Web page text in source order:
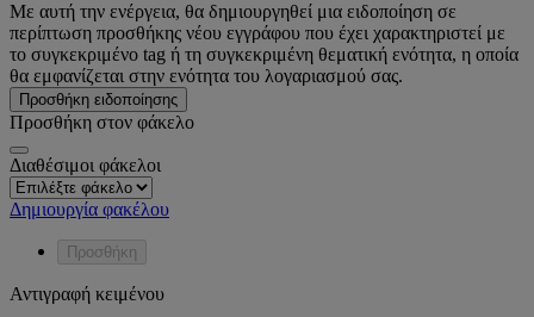
Με αυτή την ενέργεια, θα δημιουργηθεί μια ειδοποίηση σε
περίπτωση προσθήκης νέου εγγράφου που έχει χαρακτηριστεί με
το συγκεκριμένο tag ή τη συγκεκριμένη θεματική ενότητα, η οποία
θα εμφανίζεται στην ενότητα του λογαριασμού σας.
Προσθήκη ειδοποίησης
Προσθήκη στον φάκελο
Διαθέσιμοι φάκελοι
Δημιουργία φακέλου
Προσθήκη
Αντιγραφή κειμένου